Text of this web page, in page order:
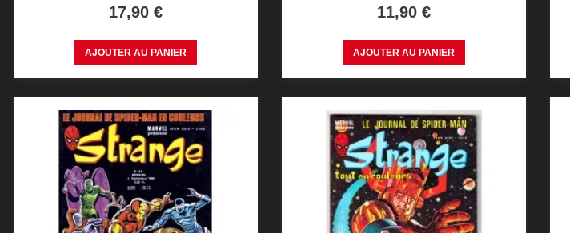
Prix
17,90 €
AJOUTER AU PANIER
Prix
11,90 €
AJOUTER AU PANIER